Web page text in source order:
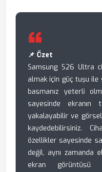
📌 Özet
Samsung S26 Ultra
almak için güç tuşu ile
basmanız yeterli
sayesinde ekranın
yakalayabilir ve
kaydedebilirsiniz.
özellikler sayesinde
değil, aynı zamanda
ekran görüntüsü